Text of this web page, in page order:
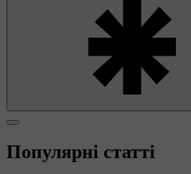
Популярні статті